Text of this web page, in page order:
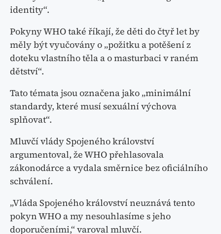
identity“.
Pokyny WHO také říkají, že děti do čtyř let by
měly být vyučovány o „požitku a potěšení z
doteku vlastního těla a o masturbaci v raném
dětství“.
Tato témata jsou označena jako „minimální
standardy, které musí sexuální výchova
splňovat“.
Mluvčí vlády Spojeného království
argumentoval, že WHO přehlasovala
zákonodárce a vydala směrnice bez oficiálního
schválení.
„Vláda Spojeného království neuznává tento
pokyn WHO a my nesouhlasíme s jeho
doporučeními,“ varoval mluvčí.